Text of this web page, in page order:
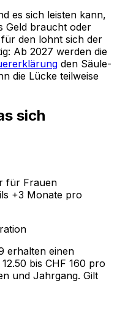
es sich leisten kann,
Geld braucht oder
den lohnt sich der
Ab 2027 werden die
den Säule-
die Lücke teilweise
sich
für Frauen
+3 Monate pro
erhalten einen
bis CHF 160 pro
und Jahrgang. Gilt